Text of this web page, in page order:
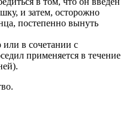
и затем, осторожно
постепенно вынуть
в сочетании с
применяется в течение